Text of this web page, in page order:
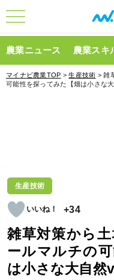
農業ニュース 農業スキ
マイナビ農業TOP >生産技術 > 雑
可能性を探ってみた【畑は小さな大
生産技術
+34
雑草対策から
ールマルチの
は小さな大自然